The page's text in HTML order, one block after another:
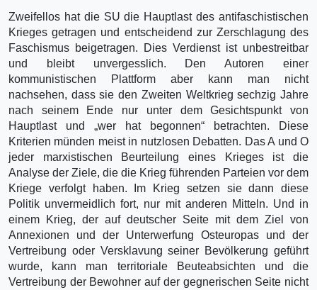
Zweifellos hat die SU die Hauptlast des antifaschistischen
Krieges getragen und entscheidend zur Zerschlagung des
Faschismus beigetragen. Dies Verdienst ist unbestreitbar
und bleibt unvergesslich. Den Autoren einer
kommunistischen Plattform aber kann man nicht
nachsehen, dass sie den Zweiten Weltkrieg sechzig Jahre
nach seinem Ende nur unter dem Gesichtspunkt von
Hauptlast und „wer hat begonnen“ betrachten. Diese
Kriterien münden meist in nutzlosen Debatten. Das A und O
jeder marxistischen Beurteilung eines Krieges ist die
Analyse der Ziele, die die Krieg führenden Parteien vor dem
Kriege verfolgt haben. Im Krieg setzen sie dann diese
Politik unvermeidlich fort, nur mit anderen Mitteln. Und in
einem Krieg, der auf deutscher Seite mit dem Ziel von
Annexionen und der Unterwerfung Osteuropas und der
Vertreibung oder Versklavung seiner Bevölkerung geführt
wurde, kann man territoriale Beuteabsichten und die
Vertreibung der Bewohner auf der gegnerischen Seite nicht